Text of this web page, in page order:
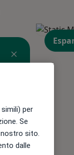
Mar,
11 Ago
per
Se
sito.
dalle